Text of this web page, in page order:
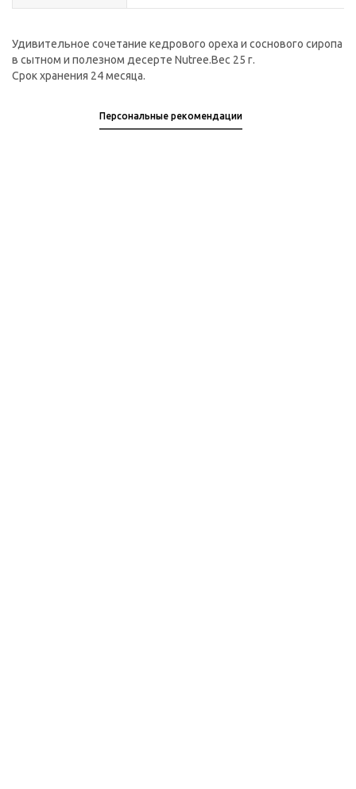
Удивительное сочетание кедрового ореха и соснового сиропа
в сытном и полезном десерте Nutree.Вес 25 г.
Срок хранения 24 месяца.
Персональные рекомендации